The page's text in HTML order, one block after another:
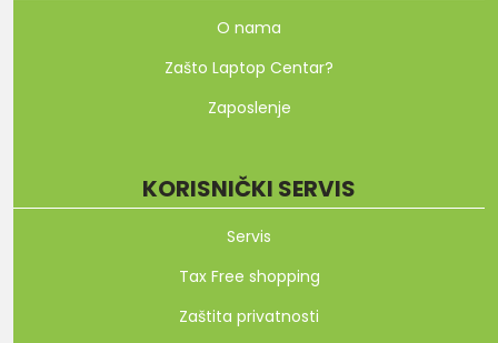
O nama
Zašto Laptop Centar?
Zaposlenje
KORISNIČKI SERVIS
Servis
Tax Free shopping
Zaštita privatnosti